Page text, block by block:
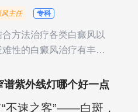
风主任 专科
方法治疗各类白癜风以
性的白癜风治疗有丰富
理，并对白癜风患者的
紫外线灯哪个好一点
不速之客”——白斑，